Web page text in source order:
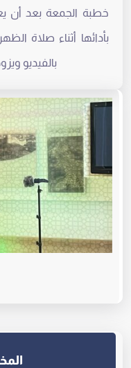
خطبة الجمعة بعد أن
بأدائها أثناء صلاة
بالفيديو